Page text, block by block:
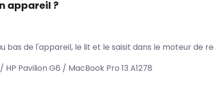
appareil ?
de l'appareil, le lit et le saisit dans le moteur de
Pavilion G6 / MacBook Pro 13 A1278